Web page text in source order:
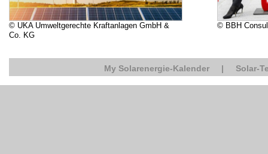
© UKA Umweltgerechte Kraftanlagen GmbH &
Co. KG
© BBH
My Solarenergie-Kalender | Solar-